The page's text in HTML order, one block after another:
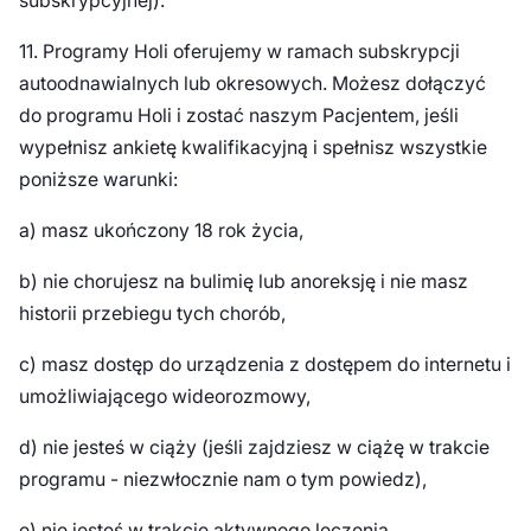
11. Programy Holi oferujemy w ramach subskrypcji
autoodnawialnych lub okresowych. Możesz dołączyć
do programu Holi i zostać naszym Pacjentem, jeśli
wypełnisz ankietę kwalifikacyjną i spełnisz wszystkie
poniższe warunki:
a) masz ukończony 18 rok życia,
b) nie chorujesz na bulimię lub anoreksję i nie masz
historii przebiegu tych chorób,
c) masz dostęp do urządzenia z dostępem do internetu i
umożliwiającego wideorozmowy,
d) nie jesteś w ciąży (jeśli zajdziesz w ciążę w trakcie
programu - niezwłocznie nam o tym powiedz),